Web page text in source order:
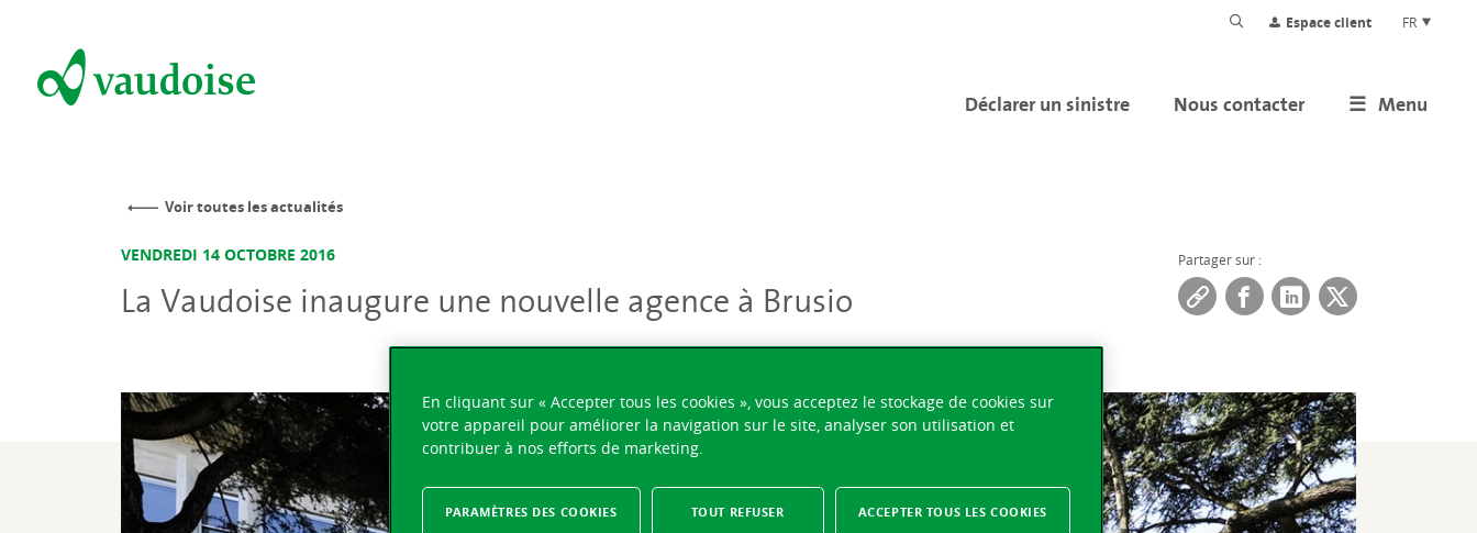
Espace client FR
Menu
Nous contacter
Déclarer un sinistre
Voir toutes les actualités
VENDREDI 14 OCTOBRE 2016
La Vaudoise inaugure une nouvelle agence à Brusio
Partager sur :
En cliquant sur « Accepter tous les cookies », vous acceptez le stockage de cookies sur
votre appareil pour améliorer la navigation sur le site, analyser son utilisation et
contribuer à nos efforts de marketing.
TOUT REFUSER ACCEPTER TOUS LES COOKIES
PARAMÈTRES DES COOKIES